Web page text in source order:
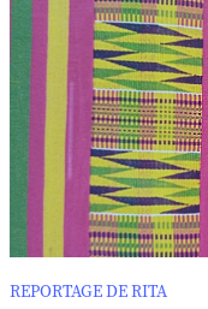
REPORTAGE DE RITA